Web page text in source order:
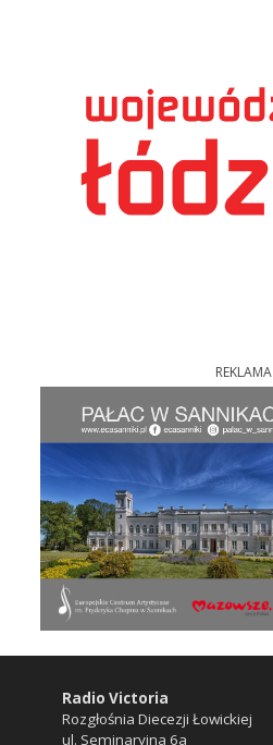
REKLAMA
Radio Victoria
Rozgłośnia Diecezji Łowickiej
ul. Seminaryjna 6a